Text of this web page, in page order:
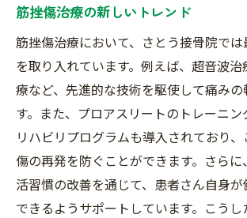
筋挫傷治療の新しいトレンド
筋挫傷治療において、さとう接骨院で
を取り入れています。例えば、超音波
療など、先進的な技術を駆使して痛みの
す。また、プロアスリートのトレーニ
リハビリプログラムも導入されており
傷の再発を防ぐことができます。さら
活習慣の改善を通じて、患者さん自身
できるようサポートしています。こう